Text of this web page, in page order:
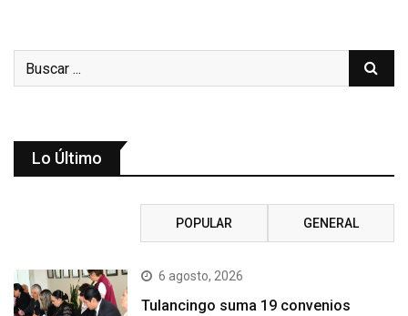
Lo Último
POPULAR GENERAL
6 agosto, 2026
Tulancingo suma 19 convenios